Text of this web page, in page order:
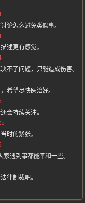
论怎么避免类似事。
述更有感觉。
不了问题，只能造成伤害。
希望尽快医治好。
会持续关注。
时的紧张。
遇到事都能平和一些。
律制裁吧。